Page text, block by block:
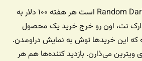
ربات خرید آنلاین اتوماتیکی که اسمش Random Darknet Shopper است هر هفته ۱۰۰ دلار به
نت، اون رو خرج خرید یک محصول
که این خریدها توش به نمایش دراومدن.
ویترین می‌ذارن. بازدید کننده‌ها هم هر